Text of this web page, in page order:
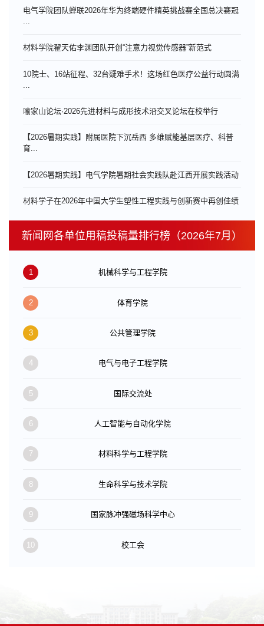
电气学院团队蝉联2026年华为终端硬件精英挑战赛全国总决赛冠
材料学院翟天佑李渊团队开创“注意力视觉传感器”新范式
10院士、16站征程、32台疑难手术！这场红色医疗公益行动圆满
喻家山论坛·2026先进材料与成形技术沿交叉论坛在校举行
【2026暑期实践】附属医院下沉岳西 多维赋能基层医疗、科普
育...
【2026暑期实践】电气学院暑期社会实践队赴江西开展实践活动
材料学子在2026年中国大学生塑性工程实践与创新赛中再创佳绩
新闻网各单位用稿投稿量排行榜（2026年7月）
1 机械科学与工程学院
2 体育学院
3 公共管理学院
4 电气与电子工程学院
5 国际交流处
6 人工智能与自动化学院
7 材料科学与工程学院
8 生命科学与技术学院
9 国家脉冲强磁场科学中心
10 校工会